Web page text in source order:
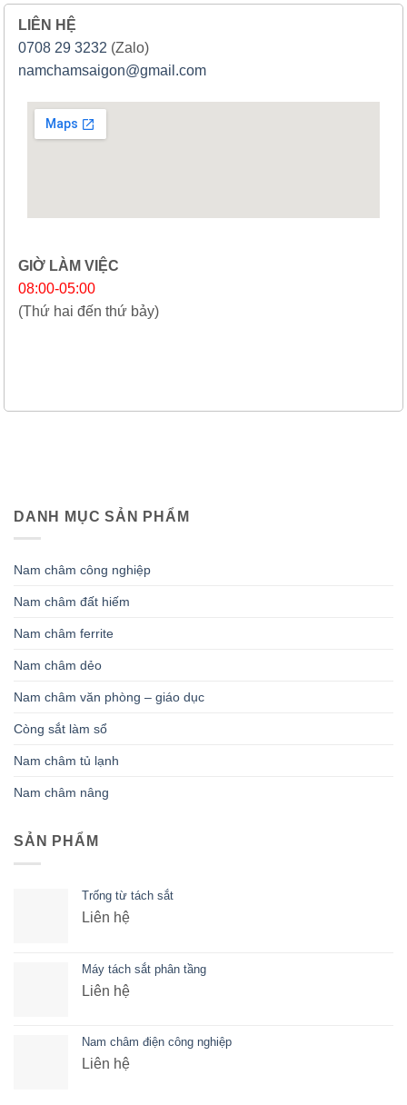
LIÊN HỆ
0708 29 3232 (Zalo)
namchamsaigon@gmail.com
GIỜ LÀM VIỆC
08:00-05:00
(Thứ hai đến thứ bảy)
DANH MỤC SẢN PHẨM
Nam châm công nghiệp
Nam châm đất hiếm
Nam châm ferrite
Nam châm dẻo
Nam châm văn phòng – giáo dục
Còng sắt làm sổ
Nam châm tủ lạnh
Nam châm nâng
SẢN PHẨM
Trống từ tách sắt
Liên hệ
Máy tách sắt phân tầng
Liên hệ
Nam châm điện công nghiệp
Liên hệ